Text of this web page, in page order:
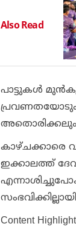
Also Read
പാട്ടുകള്‍
പ്രവണതയോടും
അതൊരിക്കലും
കാഴ്ചക്കാരെ
ഇക്കാലത്ത്
Content